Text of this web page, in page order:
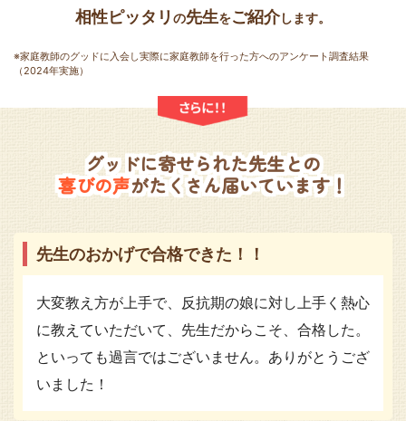
相性ピッタリ の先生をご紹介します。
※家庭教師のグッドに入会し実際に家庭教師を行った方へのアンケート調査結果
（2024年実施）
グッドに寄せられた先生との
喜びの声がたくさん届いています！
先生のおかげで合格できた！！
大変教え方が上手で、反抗期の娘に対し上手く熱心
に教えていただいて、先生だからこそ、合格した。
といっても過言ではございません。ありがとうござ
いました！